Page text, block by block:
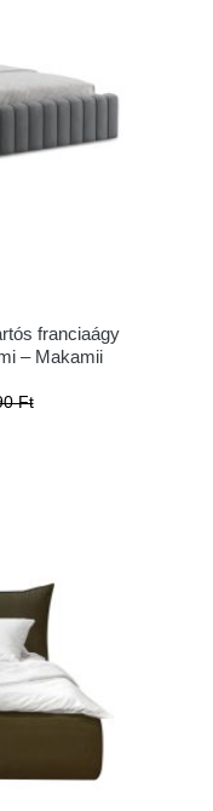
franciaágy
– Makamii
Ft